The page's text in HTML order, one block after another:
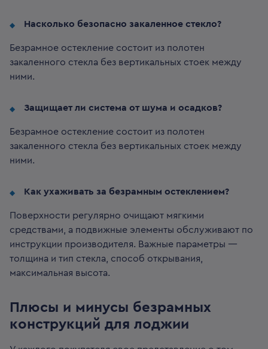
Насколько безопасно закаленное стекло?
Безрамное остекление состоит из полотен
закаленного стекла без вертикальных стоек между
ними.
Защищает ли система от шума и осадков?
Безрамное остекление состоит из полотен
закаленного стекла без вертикальных стоек между
ними.
Как ухаживать за безрамным остеклением?
Поверхности регулярно очищают мягкими
средствами, а подвижные элементы обслуживают по
инструкции производителя. Важные параметры —
толщина и тип стекла, способ открывания,
максимальная высота.
Плюсы и минусы безрамных
конструкций для лоджии